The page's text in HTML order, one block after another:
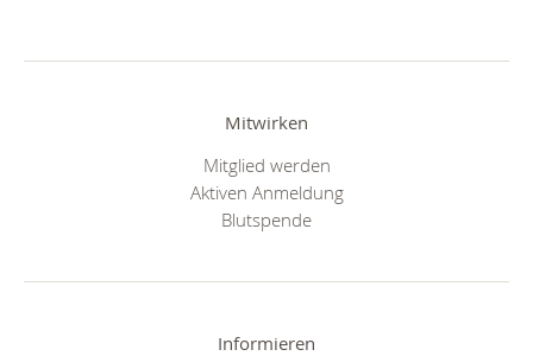
Mitwirken
Mitglied werden
Aktiven Anmeldung
Blutspende
Informieren